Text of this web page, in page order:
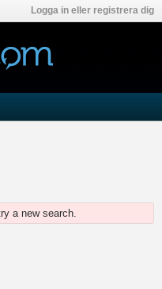
Logga in eller registrera dig
a new search.